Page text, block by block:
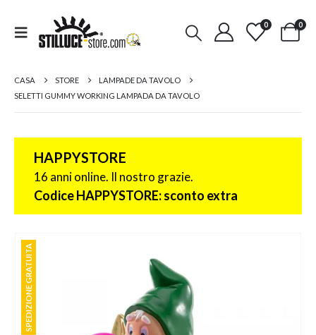
0 0
CASA STORE
LAMPADE DA TAVOLO
SELETTI GUMMY WORKING LAMPADA DA TAVOLO
HAPPYSTORE
16 anni online. Il nostro grazie.
Codice HAPPYSTORE: sconto extra
SPEDIZIONE GRATUITA
SPEDIZIONE GRATUITA